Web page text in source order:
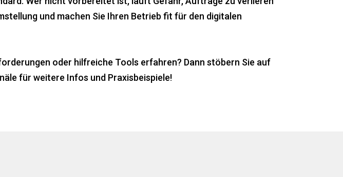
und machen Sie Ihren Betrieb fit für den digitalen
oder hilfreiche Tools erfahren? Dann stöbern Sie auf
für weitere Infos und Praxisbeispiele!